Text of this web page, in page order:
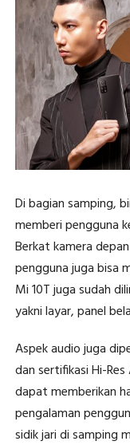
Di bagian samping,
memberi pengguna
Berkat kamera
pengguna juga bisa
Mi 10T juga sudah
yakni layar, panel
Aspek audio juga
dan sertifikasi Hi-
dapat memberikan
pengalaman
sidik jari di samping